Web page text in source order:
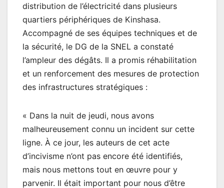
distribution de l’électricité dans plusieurs
quartiers périphériques de Kinshasa.
Accompagné de ses équipes techniques et de
la sécurité, le DG de la SNEL a constaté
l’ampleur des dégâts. Il a promis réhabilitation
et un renforcement des mesures de protection
des infrastructures stratégiques :
« Dans la nuit de jeudi, nous avons
malheureusement connu un incident sur cette
ligne. À ce jour, les auteurs de cet acte
d’incivisme n’ont pas encore été identifiés,
mais nous mettons tout en œuvre pour y
parvenir. Il était important pour nous d’être